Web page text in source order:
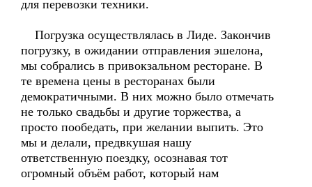
для перевозки техники.
Погрузка осуществлялась в Лиде. Закончив
погрузку, в ожидании отправления эшелона,
мы собрались в привокзальном ресторане. В
те времена цены в ресторанах были
демократичными. В них можно было отмечать
не только свадьбы и другие торжества, а
просто пообедать, при желании выпить. Это
мы и делали, предвкушая нашу
ответственную поездку, осознавая тот
огромный объём работ, который нам